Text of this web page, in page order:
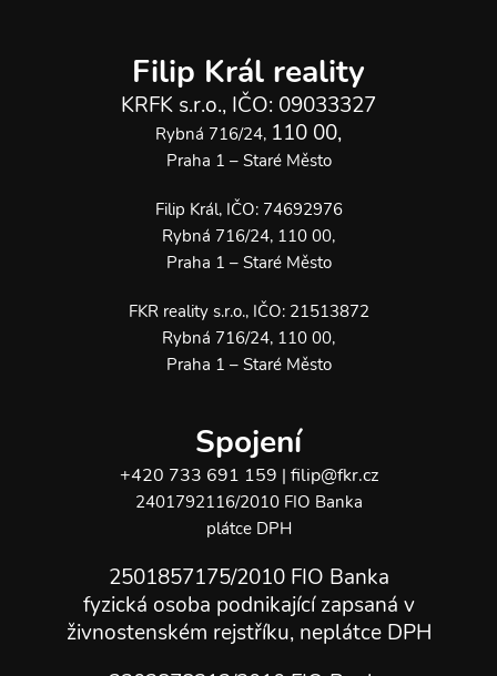
Filip Král reality
KRFK s.r.o., IČO: 09033327
Rybná 716/24, 110 00,
Praha 1 – Staré Město
Filip Král, IČO: 74692976
Rybná 716/24, 110 00,
Praha 1 – Staré Město
FKR reality s.r.o., IČO: 21513872
Rybná 716/24, 110 00,
Praha 1 – Staré Město
Spojení
+420 733 691 159 | filip@fkr.cz
2401792116/2010 FIO Banka
plátce DPH
2501857175/2010 FIO Banka
fyzická osoba podnikající zapsaná v
živnostenském rejstříku, neplátce DPH